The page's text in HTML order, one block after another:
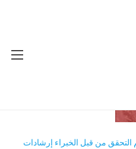
التحقق من قبل الخبراء إرشادات